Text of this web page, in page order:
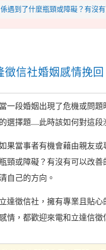
遇到了什麼瓶頸或障礙？有沒
徵信社婚姻感情挽
一段婚姻出現了危機或問
選擇題....此時該如何對這
果當事者有機會藉由親友
頸或障礙？有沒有可以改
自己的方向。
達徵信社，擁有專業且貼
情，都歡迎來電和立達信徵